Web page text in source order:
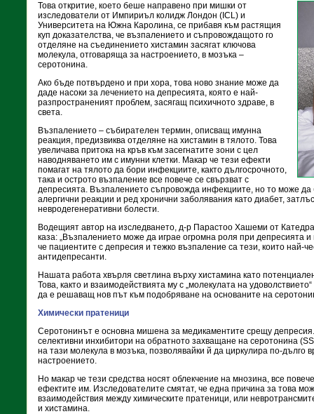
Това откритие, което беше направено при мишки от
изследователи от Импириъл колидж Лондон (ICL) и
Университета на Южна Каролина, се прибавя към растящия
куп доказателства, че възпалението и съпровождащото го
отделяне на съединението хистамин засягат ключова
молекула, отговаряща за настроението, в мозъка –
серотонина.
Ако бъде потвърдено и при хора, това ново знание може да
даде насоки за лечението на депресията, която е най-
разпространеният проблем, засягащ психичното здраве, в
света.
Възпалението – събирателен термин, описващ имунна
реакция, предизвиква отделяне на хистамин в тялото. Това
увеличава притока на кръв към засегнатите зони с цел
наводняването им с имунни клетки. Макар че тези ефекти
помагат на тялото да бори инфекциите, както дългосрочното,
така и острото възпаление все повече се свързват с
депресията. Възпалението съпровожда инфекциите, но то може да
алергични реакции и ред хронични заболявания като диабет,
невродегенеративни болести.
Водещият автор на изследването, д-р Парастоо Хашеми от
каза: „Възпалението може да играе огромна роля при депресията и
че пациентите с депресия и тежко възпаление са тези, които най-
антидепресанти.
Нашата работа хвърля светлина върху хистамина като
Това, както и взаимодействията му с „молекулата на
да е решаващ нов път към подобряване на основаните на
Химически пратеници
Серотонинът е основна мишена за медикаментите срещу
селективни инхибитори на обратното захващане на серотонина
на тази молекула в мозъка, позволявайки й да циркулира по-дълго
настроението.
Но макар че тези средства носят облекчение на мнозина, все
ефектите им. Изследователите смятат, че една причина за това
взаимодействия между химическите пратеници, или
и хистамина.